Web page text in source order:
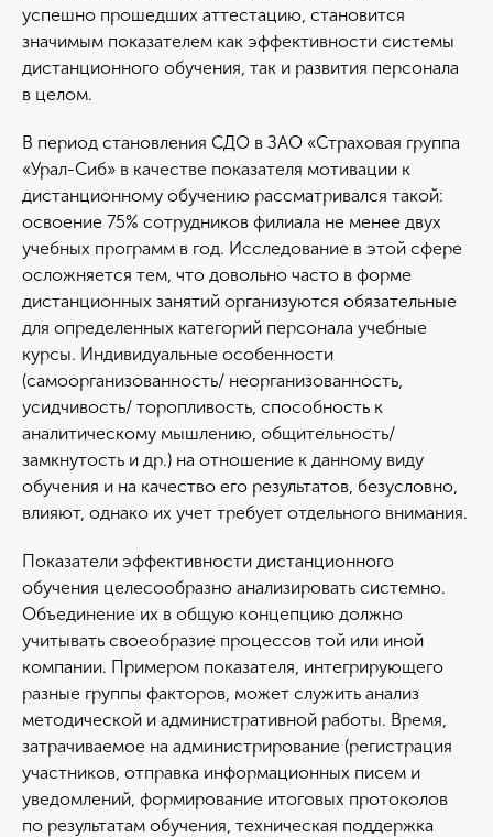
успешно прошедших аттестацию, становится
значимым показателем как эффективности системы
дистанционного обучения, так и развития персонала
в целом.
В период становления СДО в ЗАО «Страховая группа
«Урал-Сиб» в качестве показателя мотивации к
дистанционному обучению рассматривался такой:
освоение 75% сотрудников филиала не менее двух
учебных программ в год. Исследование в этой сфере
осложняется тем, что довольно часто в форме
дистанционных занятий организуются обязательные
для определенных категорий персонала учебные
курсы. Индивидуальные особенности
(самоорганизованность/ неорганизованность,
усидчивость/ торопливость, способность к
аналитическому мышлению, общительность/
замкнутость и др.) на отношение к данному виду
обучения и на качество его результатов, безусловно,
влияют, однако их учет требует отдельного внимания.
Показатели эффективности дистанционного
обучения целесообразно анализировать системно.
Объединение их в общую концепцию должно
учитывать своеобразие процессов той или иной
компании. Примером показателя, интегрирующего
разные группы факторов, может служить анализ
методической и административной работы. Время,
затрачиваемое на администрирование (регистрация
участников, отправка информационных писем и
уведомлений, формирование итоговых протоколов
по результатам обучения, техническая поддержка